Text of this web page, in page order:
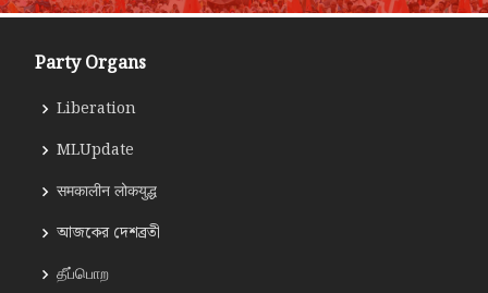
Party Organs
Liberation
MLUpdate
समकालीन लोकयुद्ध
আজকের দেশব্রতী
தீப்பொற